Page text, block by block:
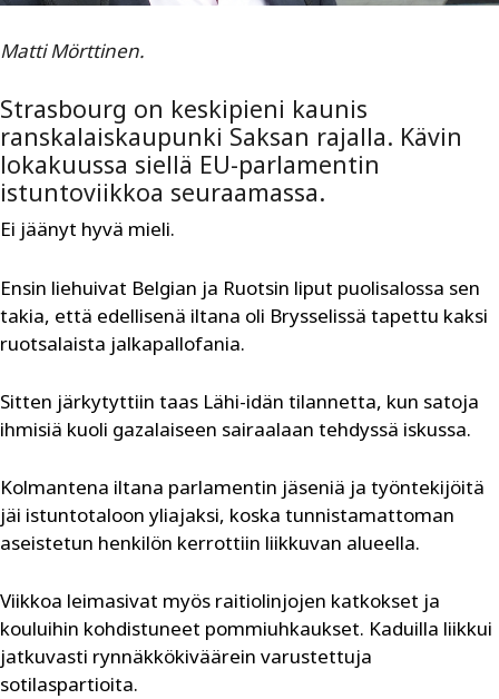
Matti Mörttinen.
Strasbourg on keskipieni kaunis
ranskalaiskaupunki Saksan rajalla. Kävin
lokakuussa siellä EU-parlamentin
istuntoviikkoa seuraamassa.
Ei jäänyt hyvä mieli.
Ensin liehuivat Belgian ja Ruotsin liput puolisalossa sen
takia, että edellisenä iltana oli Brysselissä tapettu kaksi
ruotsalaista jalkapallofania.
Sitten järkytyttiin taas Lähi-idän tilannetta, kun satoja
ihmisiä kuoli gazalaiseen sairaalaan tehdyssä iskussa.
Kolmantena iltana parlamentin jäseniä ja työntekijöitä
jäi istuntotaloon yliajaksi, koska tunnistamattoman
aseistetun henkilön kerrottiin liikkuvan alueella.
Viikkoa leimasivat myös raitiolinjojen katkokset ja
kouluihin kohdistuneet pommiuhkaukset. Kaduilla liikkui
jatkuvasti rynnäkkökiväärein varustettuja
sotilaspartioita.